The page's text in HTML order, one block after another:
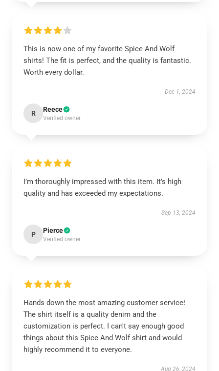
This is now one of my favorite Spice And Wolf
shirts! The fit is perfect, and the quality is fantastic.
Worth every dollar.
Dec 1, 2024
R Reece
Verified owner
I’m thoroughly impressed with this item. It’s high
quality and has exceeded my expectations.
Sep 13, 2024
P Pierce
Verified owner
Hands down the most amazing customer service!
The shirt itself is a quality denim and the
customization is perfect. I can't say enough good
things about this Spice And Wolf shirt and would
highly recommend it to everyone.
Aug 26, 2024